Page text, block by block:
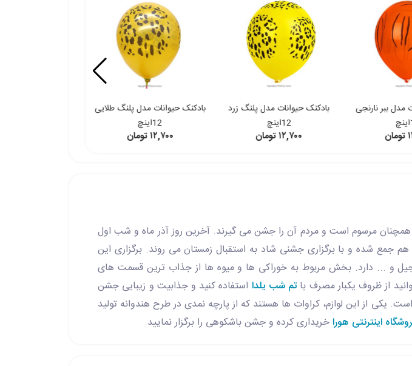
مدل ببر نارنجی
بادکنک حیوانات مدل پلنگ زرد
12اینچ
۱۲,۷۰۰ تومان
بادکنک حیوانات مدل پلنگ طلایی
12اینچ
۱۲,۷۰۰ تومان
مرسوم است و مردم آن را جشن می گیرند. آخرین روز آذر ماه و شب اول
جمع شده و با برگزاری جشنی شاد به استقبال زمستان می روند. برگزاری این
و ... دارد. بخش مربوط به خوراکی ها و میوه ها از جذاب ترین قسمت های
از ظروف یکبار مصرف باتم شب یلدا استفاده کنید و جذابیت و زیبایی جشن
یکی از این لوازم، کراوات ها هستند که از پارچه نمدی در طرح هندوانه تولید
اینترنتی هوراخریداری کرده و جشن باشکوهی را برگزار نمایید.